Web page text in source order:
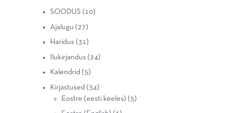
SOODUS (10)
Ajalugu (27)
Haridus (31)
Ilukirjandus (24)
Kalendrid (5)
Kirjastused (34)
Eostre (eesti keeles) (5)